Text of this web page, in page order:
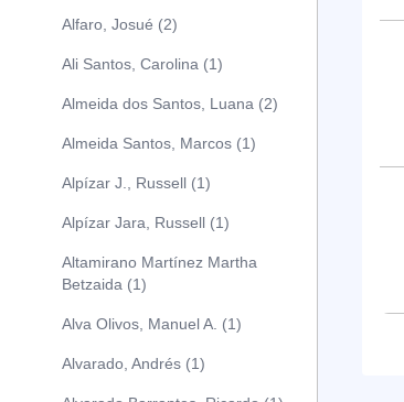
Alfaro, Josué (2)
Ali Santos, Carolina (1)
Almeida dos Santos, Luana (2)
Almeida Santos, Marcos (1)
Alpízar J., Russell (1)
Alpízar Jara, Russell (1)
Altamirano Martínez Martha
Betzaida (1)
Alva Olivos, Manuel A. (1)
Alvarado, Andrés (1)